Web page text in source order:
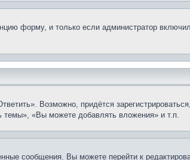
форму, и только если администратор
Возможно, придётся
темы», «Вы можете добавлять вложения» и т.п.
сообщения. Вы можете перейти к